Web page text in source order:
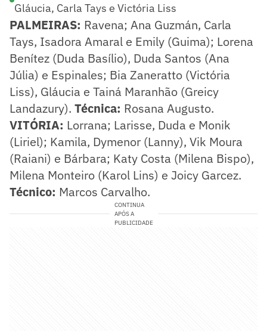
Gláucia, Carla Tays e Victória Liss
PALMEIRAS: Ravena; Ana Guzmán, Carla
Tays, Isadora Amaral e Emily (Guima); Lorena
Benítez (Duda Basílio), Duda Santos (Ana
Júlia) e Espinales; Bia Zaneratto (Victória
Liss), Gláucia e Tainá Maranhão (Greicy
Landazury). Técnica: Rosana Augusto.
VITÓRIA: Lorrana; Larisse, Duda e Monik
(Liriel); Kamila, Dymenor (Lanny), Vik Moura
(Raiani) e Bárbara; Katy Costa (Milena Bispo),
Milena Monteiro (Karol Lins) e Joicy Garcez.
Técnico: Marcos Carvalho.
CONTINUA
APÓS A
PUBLICIDADE